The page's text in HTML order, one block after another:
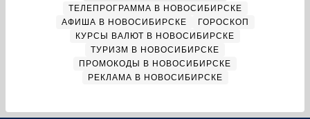
ТЕЛЕПРОГРАММА В НОВОСИБИРСКЕ
АФИША В НОВОСИБИРСКЕ
ГОРОСКОП
КУРСЫ ВАЛЮТ В НОВОСИБИРСКЕ
ТУРИЗМ В НОВОСИБИРСКЕ
ПРОМОКОДЫ В НОВОСИБИРСКЕ
РЕКЛАМА В НОВОСИБИРСКЕ